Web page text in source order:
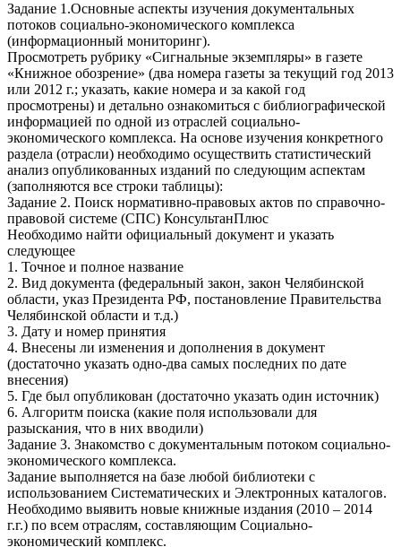
Задание 1.Основные аспекты изучения документальных
потоков социально-экономического комплекса
(информационный мониторинг).
Просмотреть рубрику «Сигнальные экземпляры» в газете
«Книжное обозрение» (два номера газеты за текущий год 2013
или 2012 г.; указать, какие номера и за какой год
просмотрены) и детально ознакомиться с библиографической
информацией по одной из отраслей социально-
экономического комплекса. На основе изучения конкретного
раздела (отрасли) необходимо осуществить статистический
анализ опубликованных изданий по следующим аспектам
(заполняются все строки таблицы):
Задание 2. Поиск нормативно-правовых актов по справочно-
правовой системе (СПС) КонсультанПлюс
Необходимо найти официальный документ и указать
следующее
1. Точное и полное название
2. Вид документа (федеральный закон, закон Челябинской
области, указ Президента РФ, постановление Правительства
Челябинской области и т.д.)
3. Дату и номер принятия
4. Внесены ли изменения и дополнения в документ
(достаточно указать одно-два самых последних по дате
внесения)
5. Где был опубликован (достаточно указать один источник)
6. Алгоритм поиска (какие поля использовали для
разыскания, что в них вводили)
Задание 3. Знакомство с документальным потоком социально-
экономического комплекса.
Задание выполняется на базе любой библиотеки с
использованием Систематических и Электронных каталогов.
Необходимо выявить новые книжные издания (2010 – 2014
г.г.) по всем отраслям, составляющим Социально-
экономический комплекс.